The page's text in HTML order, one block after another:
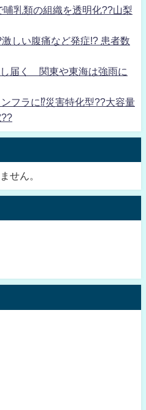
乳類の組織を透明化??山梨
しい腹痛など発症!? 患者数
届く 関東や東海は強雨に
フラに⁉災害特化型??大容量
せん。